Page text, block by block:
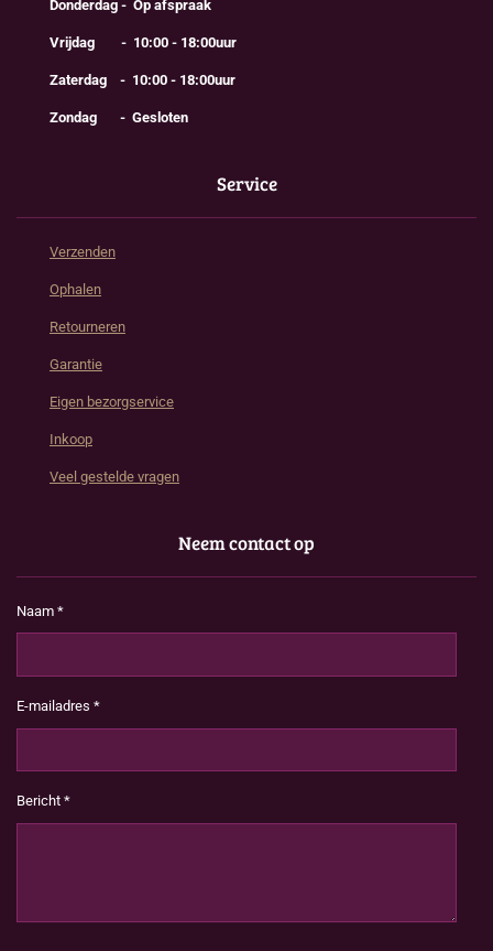
Donderdag - Op afspraak
Vrijdag - 10:00 - 18:00uur
Zaterdag - 10:00 - 18:00uur
Zondag - Gesloten
Service
Verzenden
Ophalen
Retourneren
Garantie
Eigen bezorgservice
Inkoop
Veel gestelde vragen
Neem contact op
Naam *
E-mailadres *
Bericht *